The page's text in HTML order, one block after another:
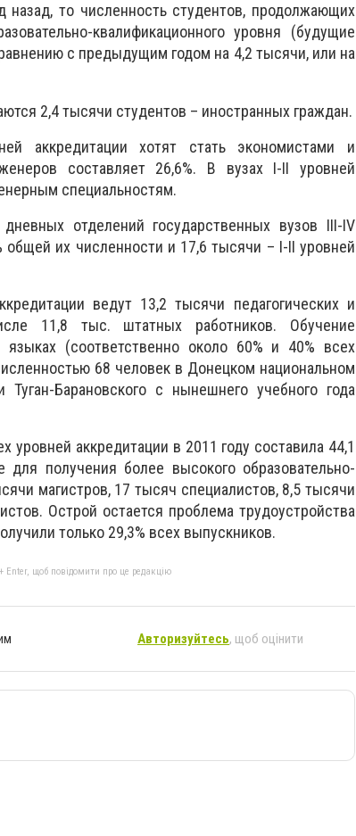
назад, то численность студентов, продолжающих
квалификационного уровня (будущие
с предыдущим годом на 4,2 тысячи, или на
2,4 тысячи студентов – иностранных граждан.
аккредитации хотят стать экономистами и
составляет 26,6%. В вузах I-II уровней
специальностям.
отделений государственных вузов III-IV
общей их численности и 17,6 тысячи – I-II уровней
ведут 13,2 тысячи педагогических и
11,8 тыс. штатных работников. Обучение
(соответственно около 60% и 40% всех
68 человек в Донецком национальном
Барановского с нынешнего учебного года
уровней аккредитации в 2011 году составила 44,1
получения более высокого образовательно-
магистров, 17 тысяч специалистов, 8,5 тысячи
Острой остается проблема трудоустройства
только 29,3% всех выпускников.
Enter, щоб повідомити про це редакцію
Авторизуйтесь, щоб оцінити